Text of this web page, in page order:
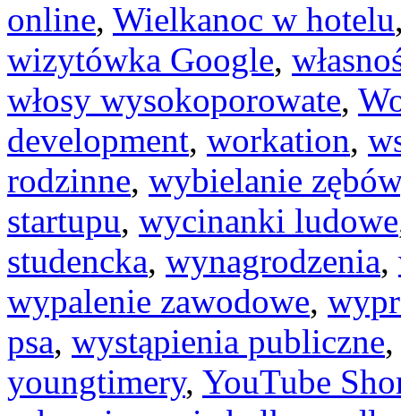
online, Wielkanoc w hotelu
wizytówka Google,
włosy wysokoporowate,
development, workation,
rodzinne, wybielanie zębów
startupu, wycinanki ludowe
studencka, wynagrodzenia,
wypalenie zawodowe,
psa, wystąpienia publiczne
youngtimery, YouTube